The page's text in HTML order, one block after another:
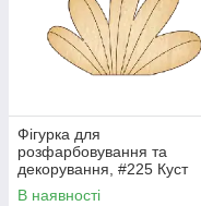
Фігурка для
розфарбовування та
декорування, #225 Куст
В наявності